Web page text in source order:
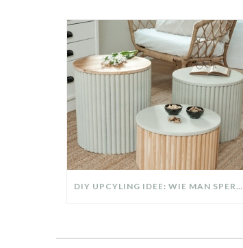
DIY UPCYLING IDEE: WIE MAN SPERRMÜLL IN EIN DESIGNER TEIL VERWANDELT